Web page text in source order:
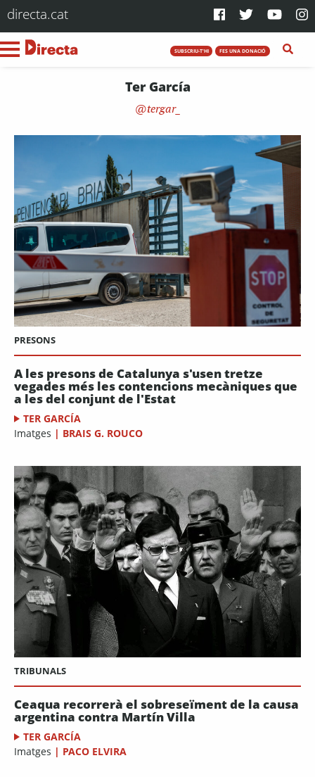
directa.cat
SUBSCRIU-T'HI FES UNA DONACIÓ
Ter García
tergar_
PRESONS
A les presons de Catalunya s'usen tretze
vegades més les contencions mecàniques que
a les del conjunt de l'Estat
TER GARCÍA
Imatges | BRAIS G. ROUCO
TRIBUNALS
Ceaqua recorrerà el sobreseïment de la causa
argentina contra Martín Villa
TER GARCÍA
Imatges | PACO ELVIRA